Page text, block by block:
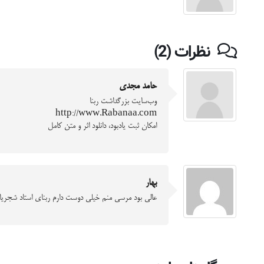
نظرات (2)
حامد مجدی
وب‌سایت بزرگداشت ‫ربنا‬
http://www.Rabanaa.com
امکان ثبت یادبود، دانلود اثر و متن کامل
بهار
عالی بود مرسی منم خیلی دوست دارم ربنای استاد